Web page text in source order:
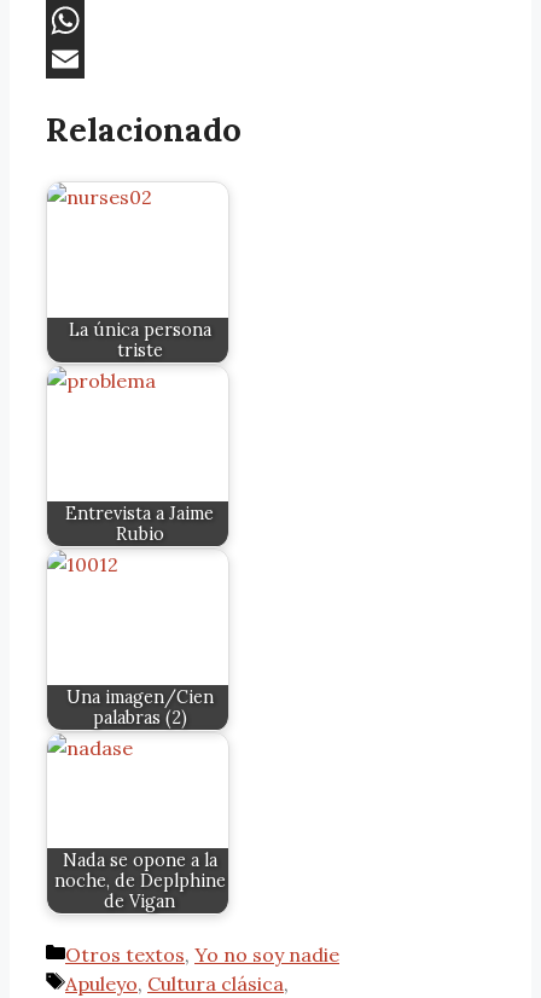
Facebook
WhatsApp
Relacionado
La única persona
triste
Entrevista a Jaime
Rubio
Una imagen/Cien
palabras (2)
Nada se opone a la
noche, de Deplphine
de Vigan
Otros textos, Yo no soy nadie
Apuleyo, Cultura clásica,